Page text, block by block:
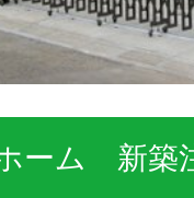
ーム 新築